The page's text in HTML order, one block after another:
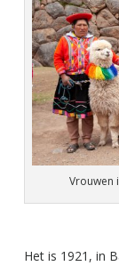
Vrouwen
Het is 1921, in